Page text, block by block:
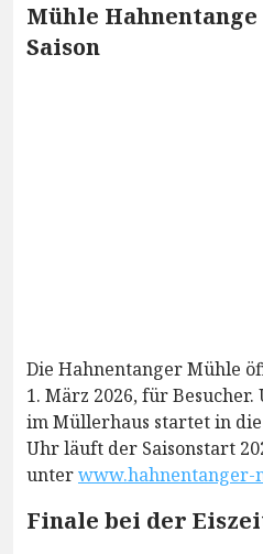
Mühle
Saison
Die Hahnentanger Mühle
1. März 2026, für Besucher.
im Müllerhaus startet in die
Uhr läuft der Saisonstart
unterwww.hahnentanger-
Finale bei der